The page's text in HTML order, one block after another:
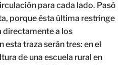
para cada lado. Pasó
porque ésta última restringe
directamente a los
esta traza serán tres: en el
de una escuela rural en